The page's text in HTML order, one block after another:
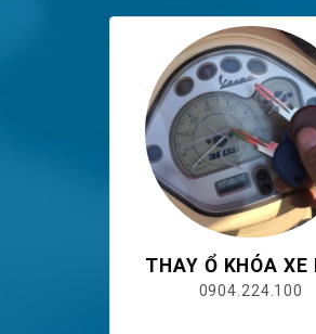
THAY Ổ KHÓA XE
0904.224.100